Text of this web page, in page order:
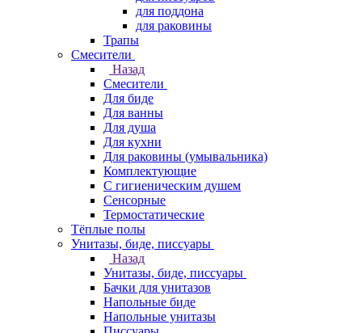
для поддона
для раковины
Трапы
Смесители
Назад
Смесители
Для биде
Для ванны
Для душа
Для кухни
Для раковины (умывальника)
Комплектующие
С гигиеническим душем
Сенсорные
Термостатические
Тёплые полы
Унитазы, биде, писсуары
Назад
Унитазы, биде, писсуары
Бачки для унитазов
Напольные биде
Напольные унитазы